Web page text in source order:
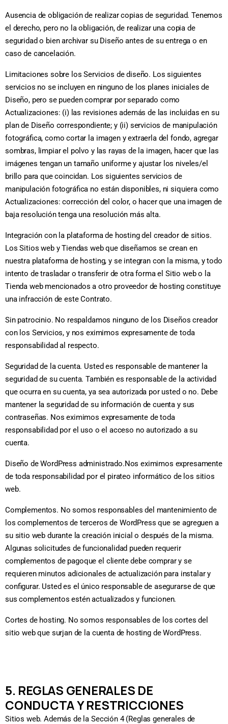
Ausencia de obligación de realizar copias de seguridad. Tenemos
el derecho, pero no la obligación, de realizar una copia de
seguridad o bien archivar su Diseño antes de su entrega o en
caso de cancelación.
Limitaciones sobre los Servicios de diseño. Los siguientes
servicios no se incluyen en ninguno de los planes iniciales de
Diseño, pero se pueden comprar por separado como
Actualizaciones: (i) las revisiones además de las incluidas en su
plan de Diseño correspondiente; y (ii) servicios de manipulación
fotográfica, como cortar la imagen y extraerla del fondo, agregar
sombras, limpiar el polvo y las rayas de la imagen, hacer que las
imágenes tengan un tamaño uniforme y ajustar los niveles/el
brillo para que coincidan. Los siguientes servicios de
manipulación fotográfica no están disponibles, ni siquiera como
Actualizaciones: corrección del color, o hacer que una imagen de
baja resolución tenga una resolución más alta.
Integración con la plataforma de hosting del creador de sitios.
Los Sitios web y Tiendas web que diseñamos se crean en
nuestra plataforma de hosting, y se integran con la misma, y todo
intento de trasladar o transferir de otra forma el Sitio web o la
Tienda web mencionados a otro proveedor de hosting constituye
una infracción de este Contrato.
Sin patrocinio. No respaldamos ninguno de los Diseños creador
con los Servicios, y nos eximimos expresamente de toda
responsabilidad al respecto.
Seguridad de la cuenta. Usted es responsable de mantener la
seguridad de su cuenta. También es responsable de la actividad
que ocurra en su cuenta, ya sea autorizada por usted o no. Debe
mantener la seguridad de su información de cuenta y sus
contraseñas. Nos eximimos expresamente de toda
responsabilidad por el uso o el acceso no autorizado a su
cuenta.
Diseño de WordPress administrado.Nos eximimos expresamente
de toda responsabilidad por el pirateo informático de los sitios
web.
Complementos. No somos responsables del mantenimiento de
los complementos de terceros de WordPress que se agreguen a
su sitio web durante la creación inicial o después de la misma.
Algunas solicitudes de funcionalidad pueden requerir
complementos de pagoque el cliente debe comprar y se
requieren minutos adicionales de actualización para instalar y
configurar. Usted es el único responsable de asegurarse de que
sus complementos estén actualizados y funcionen.
Cortes de hosting. No somos responsables de los cortes del
sitio web que surjan de la cuenta de hosting de WordPress.
5. REGLAS GENERALES DE
CONDUCTA Y RESTRICCIONES
Sitios web. Además de la Sección 4 (Reglas generales de